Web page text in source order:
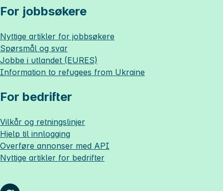
For jobbsøkere
Nyttige artikler for jobbsøkere
Spørsmål og svar
Jobbe i utlandet (EURES)
Information to refugees from Ukraine
For bedrifter
Vilkår og retningslinjer
Hjelp til innlogging
Overføre annonser med API
Nyttige artikler for bedrifter